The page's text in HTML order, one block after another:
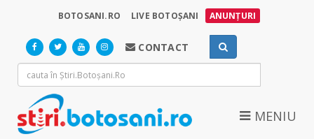
BOTOSANI.RO LIVE BOTOȘANI ANUNȚURI
CONTACT
MENIU